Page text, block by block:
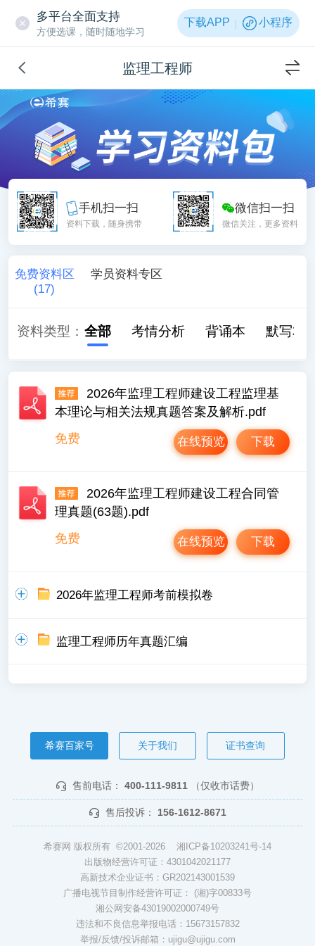
多平台全面支持
方便选课，随时随地学习
下载APP 小程序
监理工程师
手机扫一扫
资料下载，随身携带
微信扫一扫
微信关注，更多资料
免费资料区
(17)
学员资料专区
资料类型： 全部 考情分析 背诵本 默写本
2026年监理工程师建设工程监理基
本理论与相关法规真题答案及解析.pdf
免费
下载
在线预览
2026年监理工程师建设工程合同管
理真题(63题).pdf
免费
下载
在线预览
2026年监理工程师考前模拟卷
监理工程师历年真题汇编
希赛百家号 关于我们 证书查询
售前电话： 400-111-9811 （仅收市话费）
售后投诉： 156-1612-8671
希赛网 版权所有 ©2001-2026 湘ICP备10203241号-14
出版物经营许可证：4301042021177
高新技术企业证书：GR202143001539
广播电视节目制作经营许可证： (湘)字00833号
湘公网安备43019002000749号
违法和不良信息举报电话：15673157832
举报/反馈/投诉邮箱：ujigu@ujigu.com